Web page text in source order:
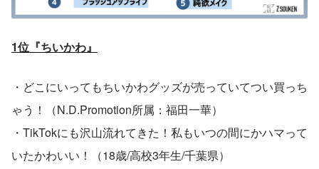
1位『ちいかわ』
・どこにいってもちいかわグッズが売っていてつい買っち
ゃう！（N.D.Promotion所属：福田一華）
・TikTokにも沢山流れてきた！私もいつの間にかハマって
いたかわいい！（18歳/高校3年生/千葉県）